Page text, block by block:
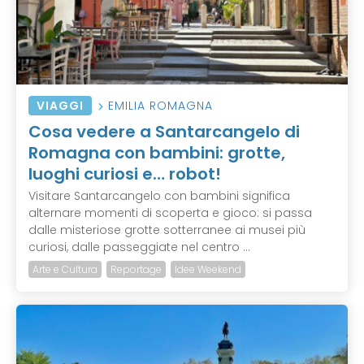
VIAGGI EMILIA ROMAGNA
Cosa vedere a Santarcangelo di
Romagna con bambini: grotte,
luoghi curiosi e… robot!
Visitare Santarcangelo con bambini significa
alternare momenti di scoperta e gioco: si passa
dalle misteriose grotte sotterranee ai musei più
curiosi, dalle passeggiate nel centro ...
Arte e Cultura Reportage Idee Weekend